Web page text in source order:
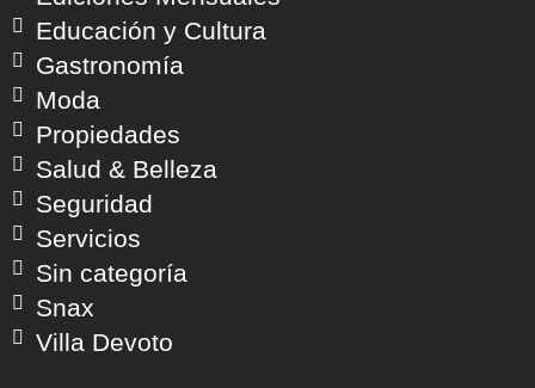
Educación y Cultura
Gastronomía
Moda
Propiedades
Salud & Belleza
Seguridad
Servicios
Sin categoría
Snax
Villa Devoto